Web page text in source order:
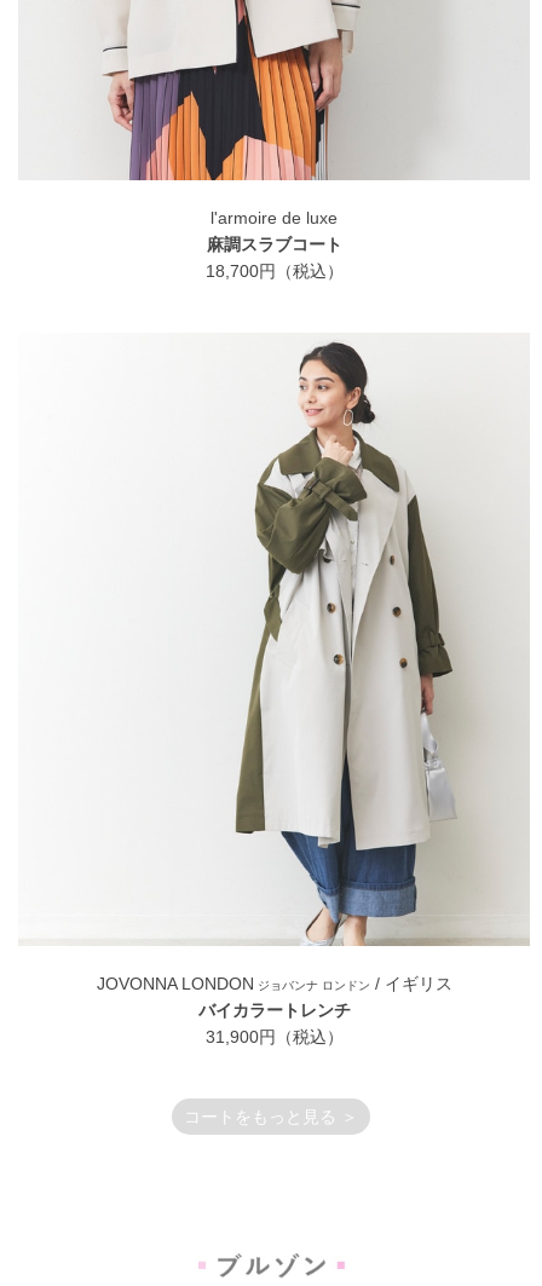
l'armoire de luxe
麻調スラブコート
18,700円（税込）
JOVONNA LONDON ジョバンナ ロンドン / イギリス
バイカラートレンチ
31,900円（税込）
コートをもっと見る ＞